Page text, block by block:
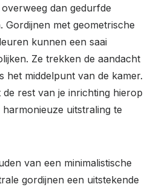
dan gedurfde
met geometrische
kunnen een saai
Ze trekken de aandacht
het middelpunt van de kamer.
rest van je inrichting hierop
uitstraling te
van een minimalistische
gordijnen een uitstekende